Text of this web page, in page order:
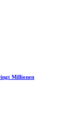
Millionen